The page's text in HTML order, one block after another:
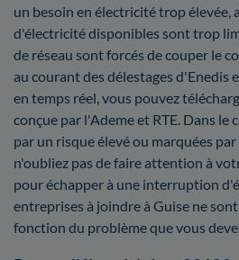
un besoin en électricité trop élevée,
d'électricité disponibles sont trop
de réseau sont forcés de couper le
au courant des délestages d'Enedis
en temps réel, vous pouvez
conçue par l'Ademe et RTE. Dans le
par un risque élevé ou marquées
n'oubliez pas de faire attention à
pour échapper à une interruption
entreprises à joindre à Guise ne
fonction du problème que vous